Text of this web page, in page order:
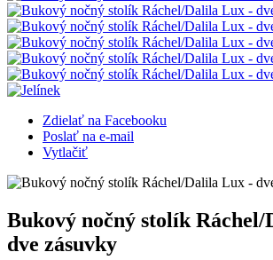
Zdielať na Facebooku
Poslať na e-mail
Vytlačiť
Bukový nočný stolík
dve zásuvky